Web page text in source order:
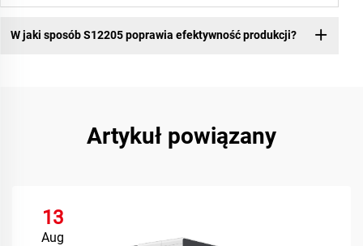
W jaki sposób S12205 poprawia efektywność produkcji?
Artykuł powiązany
13
Aug